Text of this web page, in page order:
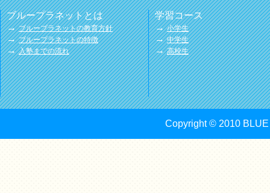
ブループラネットとは
→ブループラネットの教育方針
→ブループラネットの特徴
→入塾までの流れ
学習コース
→小学生
→中学生
→高校生
Copyright © 2010